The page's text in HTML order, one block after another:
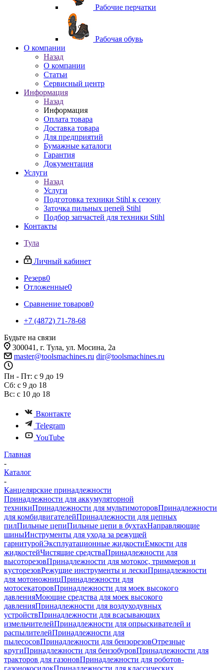
Рабочие перчатки
Рабочая обувь
O компании
Назад
O компании
Статьи
Сервисный центр
Информация
Назад
Информация
Оплата товара
Доставка товара
Для предприятий
Бумажные каталоги
Гарантия
Документация
Услуги
Назад
Услуги
Подготовка техники Stihl к сезону
Заточка пильных цепей Stihl
Подбор запчастей для техники Stihl
Контакты
Тула
Личный кабинет
Резерв0
Отложенные0
Сравнение товаров0
+7 (4872) 71-78-68
Будьте на связи
300041, г. Тула, ул. Мосина, 2а
master@toolsmachines.ru dir@toolsmachines.ru
Пн - Пт: с 9 до 19
Сб: с 9 до 18
Вс: с 10 до 18
Вконтакте
Telegram
YouTube
Главная
-
Каталог
-
Канцелярские принадлежности
Принадлежности для аккумуляторной
техникиПринадлежности для мультимоторовПринадлежности
для комбидвигателейПринадлежности для цепных
пилПильные цепиПильные цепи в бухтахНаправляющие
шиныИнструменты для ухода за режущей
гарнитуройЭксплуатационные жидкостиЕмкости для
жидкостейЧистящие средстваПринадлежности для
высоторезовПринадлежности для мотокос, триммеров и
кусторезовРежущие инструменты и лескиПринадлежности
для мотоножницПринадлежности для
мотосекаторовПринадлежности для моек высокого
давленияМоющие средства для моек высокого
давленияПринадлежности для воздуходувных
устройствПринадлежности для всасывающих
измельчителейПринадлежности для опрыскивателей и
распылителейПринадлежности для
пылесосовПринадлежности для бензорезовОтрезные
кругиПринадлежности для бензобуровПринадлежности для
тракторов для газоновПринадлежности для роботов-
газонокосилокПринадлежности для классических